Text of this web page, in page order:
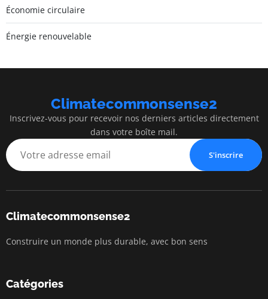
Économie circulaire
Énergie renouvelable
Climatecommonsense2
Inscrivez-vous pour recevoir nos derniers articles directement
dans votre boîte mail.
S'inscrire
Climatecommonsense2
Construire un monde plus durable, avec bon sens
Catégories